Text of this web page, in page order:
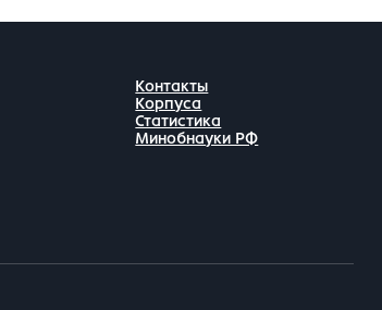
Контакты
Корпуса
Статистика
Минобнауки РФ